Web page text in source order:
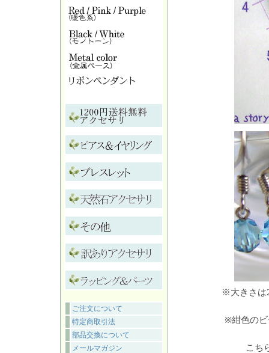
ご注文について
特定商取引法
部品交換について
メールマガジン
※大きさは
※紺色のビ
こち